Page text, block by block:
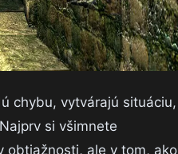
chybu, vytvárajú situáciu,
si všimnete
obtiažnosti, ale v tom, ako